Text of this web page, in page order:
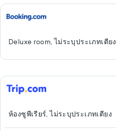
Deluxe room, ไม่ระบุประเภทเตียง
ห้องซูพีเรียร์, ไม่ระบุประเภทเตียง